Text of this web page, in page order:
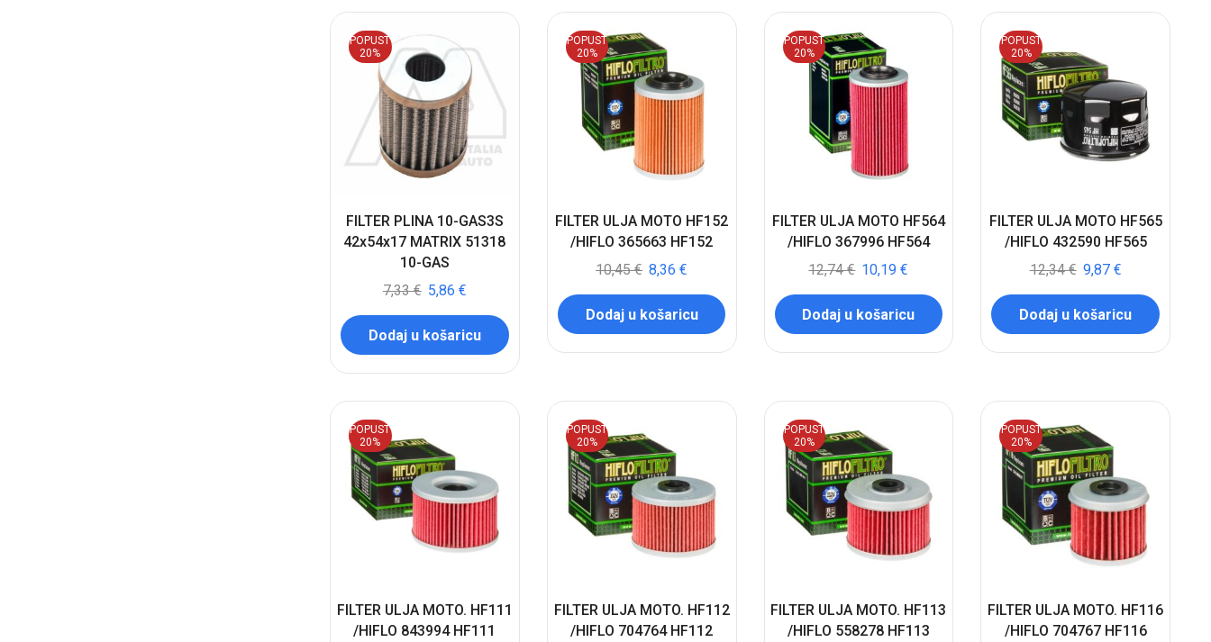
POPUST
20%
FILTER PLINA 10-GAS3S
42x54x17 MATRIX 51318
10-GAS
7,33€ 5,86 €
Dodaj u košaricu
POPUST
20%
FILTER ULJA MOTO HF152
/HIFLO 365663 HF152
10,45€ 8,36€
Dodaj u košaricu
POPUST
20%
FILTER ULJA MOTO HF564
/HIFLO 367996 HF564
12,74€ 10,19€
Dodaj u košaricu
POPUST
20%
FILTER ULJA MOTO HF565
/HIFLO 432590 HF565
12,34€ 9,87 €
Dodaj u košaricu
POPUST
20%
FILTER ULJA MOTO. HF111
/HIFLO 843994 HF111
POPUST
20%
FILTER ULJA MOTO. HF112
/HIFLO 704764 HF112
POPUST
20%
FILTER ULJA MOTO. HF113
/HIFLO 558278 HF113
POPUST
20%
FILTER ULJA MOTO. HF116
/HIFLO 704767 HF116